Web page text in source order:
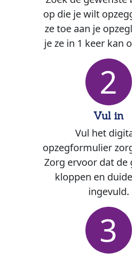
op die je wilt
ze toe aan je
je ze in 1 keer kan
2
Vul in
Vul het
opzegformulier
Zorg ervoor dat de
kloppen en
ingevuld.
3